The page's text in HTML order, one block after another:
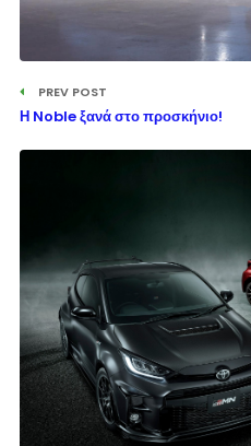
PREV POST
Η Noble ξανά στο προσκήνιο!